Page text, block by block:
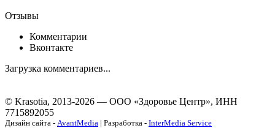
Отзывы
Комментарии
Вконтакте
Загрузка комментариев...
© Krasotia, 2013-2026 — ООО «Здоровье Центр», ИНН
7715892055
Дизайн сайта - AvantMedia | Разработка - InterMedia Service